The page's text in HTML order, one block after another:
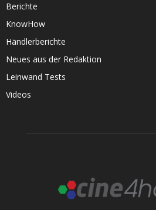
Berichte
KnowHow
Händlerberichte
Neues aus der Redaktion
Leinwand Tests
Videos